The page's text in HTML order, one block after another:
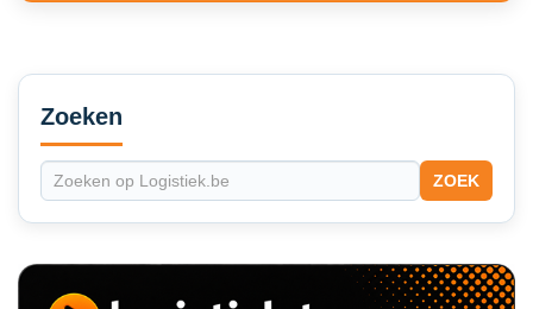
Secondary
Sidebar
Zoeken
ZOEK